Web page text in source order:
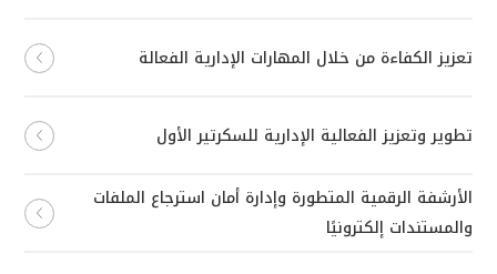
تعزيز الكفاءة من خلال المهارات الإدارية الفعالة
تطوير وتعزيز الفعالية الإدارية للسكرتير الأول
الأرشفة الرقمية المتطورة وإدارة أمان استرجاع الملفات
والمستندات إلكترونيًا